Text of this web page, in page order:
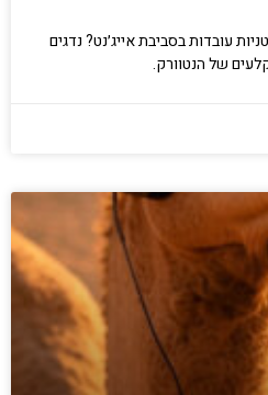
עובדות בסביבת אייג׳נט? נדגים
של הנטוורק.